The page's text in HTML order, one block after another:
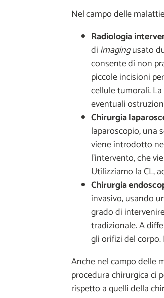
Nel campo delle
Radiologia
di imagingusato
consente di non
piccole incisioni
cellule tumorali. La
eventuali
Chirurgia
laparoscopio, una
viene introdotto
l'intervento, che
Utilizziamo la CL,
Chirurgia
invasivo, usando
grado di
tradizionale. A
gli orifizi del
Anche nel campo delle
procedura chirurgica ci
rispetto a quelli della